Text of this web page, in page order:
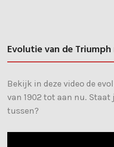
Evolutie van de
Bekijk in deze video de
van 1902 tot aan nu.
tussen?